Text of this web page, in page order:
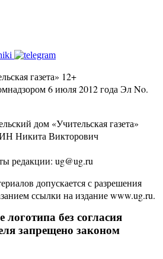
газета» 12+
6 июля 2012 года Эл No.
дом «Учительская газета»
Никита Викторович
редакции: ug@ug.ru
допускается с разрешения
ссылки на издание www.ug.ru.
логотипа без согласия
запрещено законом